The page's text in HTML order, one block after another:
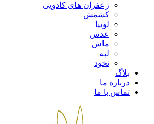
زعفران های کادویی
کشمش
لوبیا
عدس
ماش
لپه
نخود
بلاگ
درباره ما
تماس با ما